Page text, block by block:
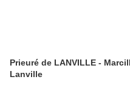
Prieuré de LANVILLE -
Lanville